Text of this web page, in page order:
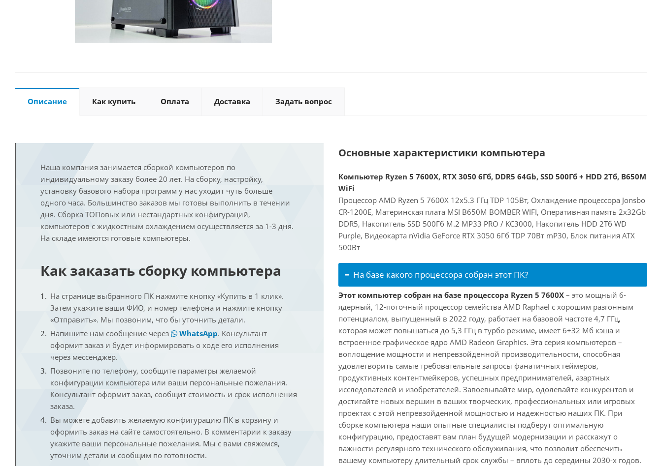
Описание Как купить Оплата Доставка Задать вопрос
Наша компания занимается сборкой компьютеров по
индивидуальному заказу более 20 лет. На сборку, настройку,
установку базового набора программ у нас уходит чуть больше
одного часа. Большинство заказов мы готовы выполнить в течении
дня. Сборка ТОПовых или нестандартных конфигураций,
компьютеров с жидкостным охлаждением осуществляется за 1-3 дня.
На складе имеются готовые компьютеры.
Как заказать сборку компьютера
На странице выбранного ПК нажмите кнопку «Купить в 1 клик».
Затем укажите ваши ФИО, и номер телефона и нажмите кнопку
«Отправить». Мы позвоним, что бы уточнить детали.
Напишите нам сообщение через
WhatsApp. Консультант
оформит заказ и будет информировать о ходе его исполнения
через мессенджер.
Позвоните по телефону, сообщите параметры желаемой
конфигурации компьютера или ваши персональные пожелания.
Консультант оформит заказ, сообщит стоимость и срок исполнения
заказа.
Вы можете добавить желаемую конфигурацию ПК в корзину и
оформить заказ на сайте самостоятельно. В комментарии к заказу
укажите ваши персональные пожелания. Мы с вами свяжемся,
уточним детали и сообщим по готовности.
Основные характеристики компьютера
Компьютер Ryzen 5 7600X, RTX 3050 6Гб, DDR5 64Gb, SSD 500Гб + HDD 2Тб, B650M
WiFi
Процессор AMD Ryzen 5 7600X 12x5.3 ГГц TDP 105Вт, Охлаждение процессора Jonsbo
CR-1200E, Материнская плата MSI B650M BOMBER WIFI, Оперативная память 2x32Gb
DDR5, Накопитель SSD 500Гб M.2 MP33 PRO / KC3000, Накопитель HDD 2Тб WD
Purple, Видеокарта nVidia GeForce RTX 3050 6Гб TDP 70Вт mP30, Блок питания ATX
500Вт
На базе какого процессора собран этот ПК?
Этот компьютер собран на базе процессора Ryzen 5 7600X – это мощный 6-
ядерный, 12-поточный процессор семейства AMD Raphael с хорошим разгонным
потенциалом, выпущенный в 2022 году, работает на базовой частоте 4,7 ГГц,
которая может повышаться до 5,3 ГГц в турбо режиме, имеет 6+32 Мб кэша и
встроенное графическое ядро AMD Radeon Graphics. Эта серия компьютеров –
воплощение мощности и непревзойденной производительности, способная
удовлетворить самые требовательные запросы фанатичных геймеров,
продуктивных контентмейкеров, успешных предпринимателей, азартных
исследователей и изобретателей. Завоевывайте мир, одолевайте конкурентов и
достигайте новых вершин в ваших творческих, профессиональных или игровых
проектах с этой непревзойденной мощностью и надежностью наших ПК. При
сборке компьютера наши опытные специалисты подберут оптимальную
конфигурацию, предоставят вам план будущей модернизации и расскажут о
важности регулярного технического обслуживания, что позволит обеспечить
вашему компьютеру длительный срок службы – вплоть до середины 2030-х годов.